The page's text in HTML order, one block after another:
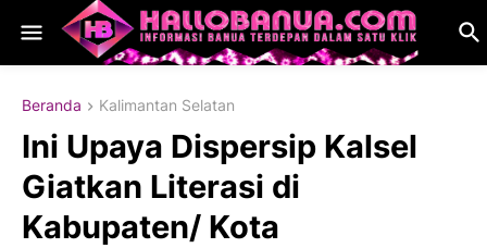
Beranda Kalimantan Selatan
​Ini Upaya Dispersip Kalsel
Giatkan Literasi di
Kabupaten/ Kota